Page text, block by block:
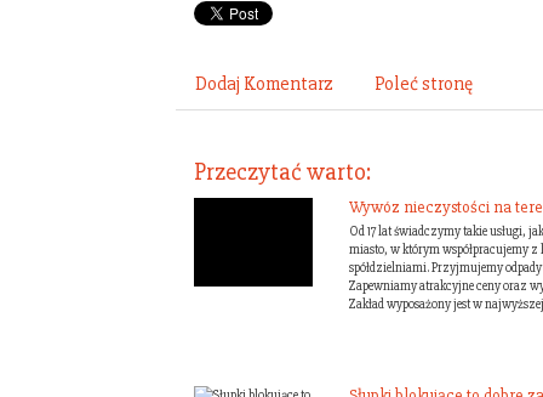
Dodaj Komentarz Poleć stronę
Przeczytać warto:
Wywóz nieczystości na
Od 17 lat świadczymy takie usługi,
miasto, w którym współpracujemy
spółdzielniami. Przyjmujemy odpady
Zapewniamy atrakcyjne ceny oraz
Zakład wyposażony jest w